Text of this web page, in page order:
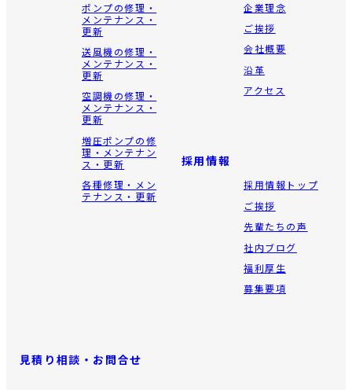
ポンプの修理・
メンテナンス・
更新
送風機の修理・
メンテナンス・
更新
空調機の修理・
メンテナンス・
更新
増圧ポンプの修
理・メンテナン
ス・更新
各種修理・メン
テナンス・更新
企業理念
ご挨拶
会社概要
沿革
アクセス
採用情報
採用情報トップ
ご挨拶
先輩たちの声
社内ブログ
福利厚生
募集要項
見積り相談・お問合せ